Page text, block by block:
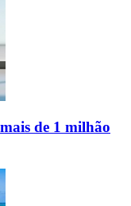
de 1 milhão